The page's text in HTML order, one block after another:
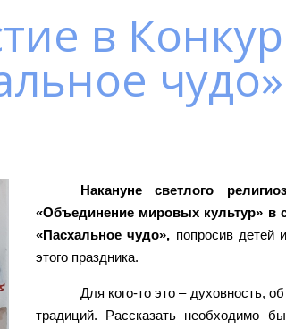
в
чудо»
Накануне светлого
«Объединение мировых культур» в
«Пасхальное чудо», попросив детей
этого праздника.
Для кого-то это – духовность,
традиций. Рассказать необходимо